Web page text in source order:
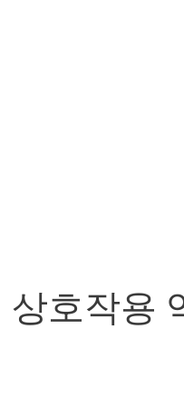
상호작용